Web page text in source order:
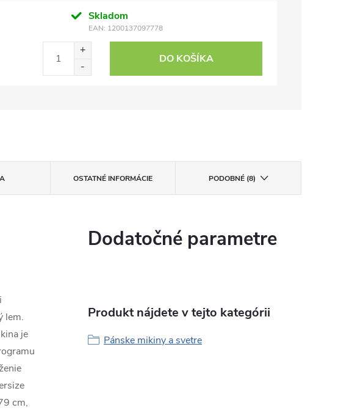
Skladom
EAN: 1200137097778
DO KOŠÍKA
OSTATNÉ INFORMÁCIE PODOBNÉ (8)
lem.
je
cm,
Dodatočné parametre
Produkt nájdete v tejto kategórii
Pánske mikiny a svetre